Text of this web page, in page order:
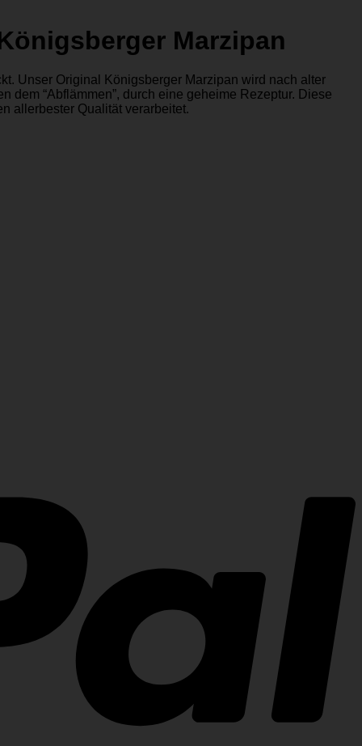
Marzipan
Unser Original Königsberger Marzipan wird nach alter
“Abflämmen”, durch eine geheime Rezeptur. Diese
allerbester Qualität verarbeitet.